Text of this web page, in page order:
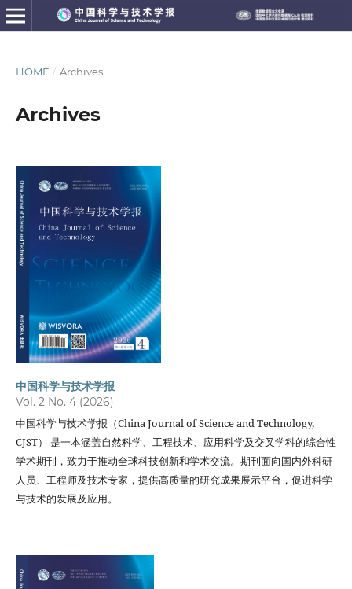
HOME / Archives
Archives
中国科学与技术学报
Vol. 2 No. 4 (2026)
中国科学与技术学报（China Journal of Science and Technology,
CJST） 是一本涵盖自然科学、工程技术、应用科学及交叉学科的综合性
学术期刊，致力于推动全球科技创新和学术交流。期刊面向国内外科研
人员、工程师及技术专家，提供高质量的研究成果展示平台，促进科学
与技术的发展及应用。